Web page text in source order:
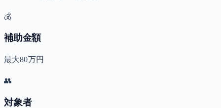
💰
補助金額
最大80万円
👥
対象者